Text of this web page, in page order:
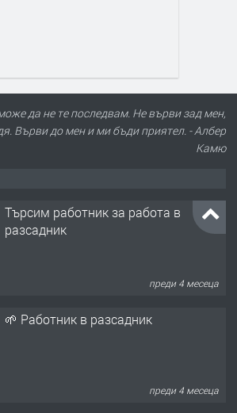
да не те последвам. Не върви зад мен,
Върви до мен и ми бъди приятел. - Албер
Камю
Търсим работник за работа в
разсадник
преди 4 месеца
🌱 Работник в разсадник
преди 4 месеца